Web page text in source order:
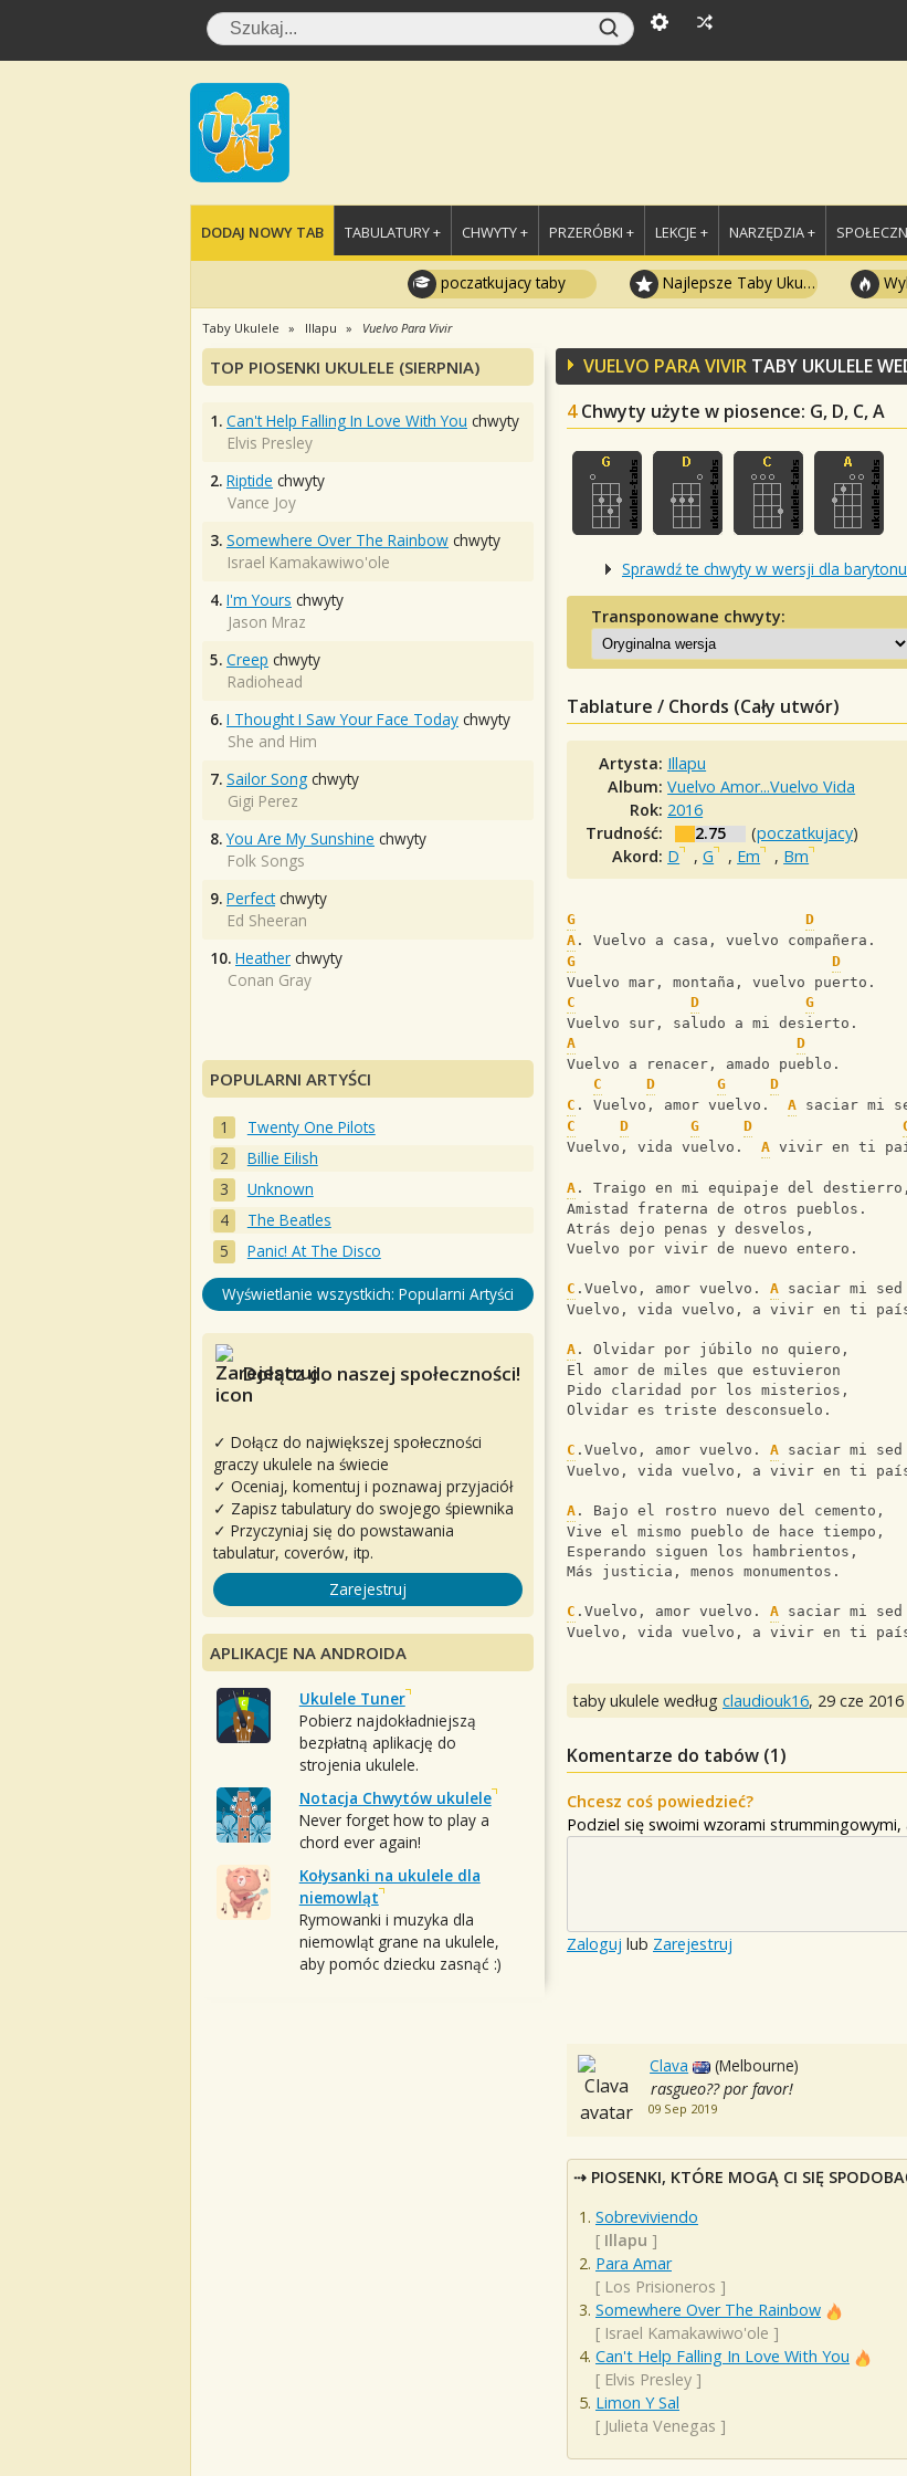
DODAJ NOWY TAB TABULATURY + CHWYTY + PRZERÓBKI + LEKCJE + NARZĘDZIA +
poczatkujacy taby Najlepsze Taby Ukulele
Taby Ukulele Illapu Vuelvo Para Vivir
VUELVO PARA VIVIR TABY UKULELE
4 Chwyty użyte w piosence: G, D, C, A
Sprawdź te chwyty w wersji dla barytonu
Transponowane chwyty:
Tablature / Chords (Cały utwór)
Artysta: Illapu
Album:Vuelvo Amor...Vuelvo Vida
Rok: 2016
Trudność:
2.75 (poczatkujacy)
Akord: D ,G , Em , Bm
G
D
A . Vuelvo a casa, vuelvo compañera.
G
D
Vuelvo mar, montaña, vuelvo puerto.
C
D
G
Vuelvo sur, saludo a mi desierto.
A
D
Vuelvo a renacer, amado pueblo.
C
D G D
C . Vuelvo, amor vuelvo. A saciar mi
C
D G D
Vuelvo, vida vuelvo. A vivir en ti
A . Traigo en mi equipaje del
Amistad fraterna de otros pueblos.
Atrás dejo penas y desvelos,
Vuelvo por vivir de nuevo entero.
C .Vuelvo, amor vuelvo. A saciar mi
Vuelvo, vida vuelvo, a vivir en ti
A . Olvidar por júbilo no quiero,
El amor de miles que estuvieron
Pido claridad por los misterios,
Olvidar es triste desconsuelo.
C .Vuelvo, amor vuelvo. A saciar mi
Vuelvo, vida vuelvo, a vivir en ti
A . Bajo el rostro nuevo del cemento,
Vive el mismo pueblo de hace tiempo,
Esperando siguen los hambrientos,
Más justicia, menos monumentos.
C .Vuelvo, amor vuelvo. A saciar mi
Vuelvo, vida vuelvo, a vivir en ti
taby ukulele według claudiouk16, 29 cze 2016
Komentarze do tabów (1)
Chcesz coś powiedzieć?
Podziel się swoimi wzorami
Zaloguj lub Zarejestruj
Clava
(Melbourne)
rasgueo?? por favor!
09 Sep 2019
PIOSENKI, KTÓRE MOGĄ CI SIĘ
Sobreviviendo
[ Illapu ]
Para Amar
[ Los Prisioneros ]
Somewhere Over The Rainbow
[ Israel Kamakawiwo'ole ]
Can't Help Falling In Love With You
[ Elvis Presley ]
Limon Y Sal
[ Julieta Venegas ]
TOP PIOSENKI UKULELE (SIERPNIA)
1. Can't Help Falling In Love With You chwyty
Elvis Presley
2. Riptide chwyty
Vance Joy
3. Somewhere Over The Rainbow chwyty
Israel Kamakawiwo'ole
4. I'm Yours chwyty
Jason Mraz
5. Creep chwyty
Radiohead
6. I Thought I Saw Your Face Today chwyty
She and Him
7. Sailor Song chwyty
Gigi Perez
8. You Are My Sunshine chwyty
Folk Songs
9. Perfectchwyty
Ed Sheeran
10. Heather chwyty
Conan Gray
POPULARNI ARTYŚCI
Twenty One Pilots
Billie Eilish
Unknown
The Beatles
Panic! At The Disco
Wyświetlanie wszystkich: Popularni Artyści
Dołącz do naszej społeczności!
✓ Dołącz do największej społeczności
graczy ukulele na świecie
✓ Oceniaj, komentuj i poznawaj przyjaciół
✓ Zapisz tabulatury do swojego śpiewnika
✓ Przyczyniaj się do powstawania
tabulatur, coverów, itp.
Zarejestruj
APLIKACJE NA ANDROIDA
Ukulele Tuner
Pobierz najdokładniejszą
bezpłatną aplikację do
strojenia ukulele.
Notacja Chwytów ukulele
Never forget how to play a
chord ever again!
Kołysanki na ukulele dla
niemowląt
Rymowanki i muzyka dla
niemowląt grane na ukulele,
aby pomóc dziecku zasnąć :)